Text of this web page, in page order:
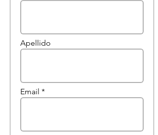
Apellido
Email